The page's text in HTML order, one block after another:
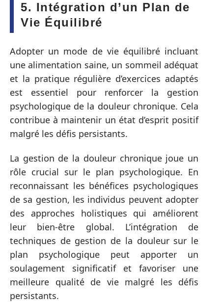
5. Intégration d’un Plan de
Vie Équilibré
Adopter un mode de vie équilibré incluant
une alimentation saine, un sommeil adéquat
et la pratique régulière d’exercices adaptés
est essentiel pour renforcer la gestion
psychologique de la douleur chronique. Cela
contribue à maintenir un état d’esprit positif
malgré les défis persistants.
La gestion de la douleur chronique joue un
rôle crucial sur le plan psychologique. En
reconnaissant les bénéfices psychologiques
de sa gestion, les individus peuvent adopter
des approches holistiques qui améliorent
leur bien-être global. L’intégration de
techniques de gestion de la douleur sur le
plan psychologique peut apporter un
soulagement significatif et favoriser une
meilleure qualité de vie malgré les défis
persistants.